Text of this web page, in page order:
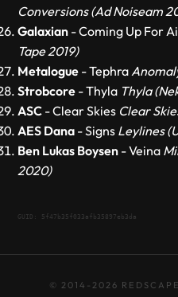
Conversions (Ad Noiseam
Galaxian - Coming Up For
Tape 2019)
Metalogue - Tephra
Strobcore - Thyla Thyla
ASC - Clear Skies Clear
AES Dana - Signs Leylines
Ben Lukas Boysen - Veina
2020)
GUID: 5f47b35f033afb35897eb3da
© 2014-2026